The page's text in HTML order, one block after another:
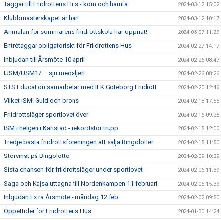
Taggar till Friidrottens Hus - kom och hämta 2024-03-12 15:02
Klubbmästerskapet är här! 2024-03-12 10:17
Anmälan för sommarens friidrottskola har öppnat! 2024-03-07 11:29
Entrétaggar obligatoriskt för Friidrottens Hus 2024-02-27 14:17
Inbjudan till Årsmöte 10 april 2024-02-26 08:47
IJSM/USM17 – sju medaljer! 2024-02-26 08:26
STS Education samarbetar med IFK Göteborg Friidrott 2024-02-20 12:46
Vilket ISM! Guld och brons 2024-02-18 17:55
Friidrottsläger sportlovet över 2024-02-16 09:25
ISM i helgen i Karlstad - rekordstor trupp 2024-02-15 12:00
Tredje bästa friidrottsföreningen att sälja Bingolotter 2024-02-15 11:50
Storvinst på Bingolotto 2024-02-09 10:39
Sista chansen för friidrottsläger under sportlovet 2024-02-06 11:39
Saga och Kajsa uttagna till Nordenkampen 11 februari 2024-02-05 15:39
Inbjudan Extra Årsmöte - måndag 12 feb 2024-02-02 09:50
Öppettider för Friidrottens Hus 2024-01-30 14:24